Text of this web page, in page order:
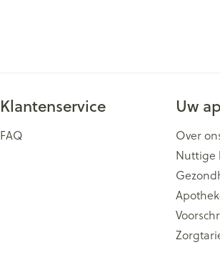
Klantenservice
FAQ
Uw
Over
Nuttige